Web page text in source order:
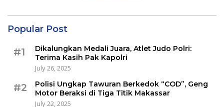
Popular Post
#1
Dikalungkan Medali Juara, Atlet Judo Polri:
Terima Kasih Pak Kapolri
July 26, 2025
#2
Polisi Ungkap Tawuran Berkedok “COD”, Geng
Motor Beraksi di Tiga Titik Makassar
July 22, 2025